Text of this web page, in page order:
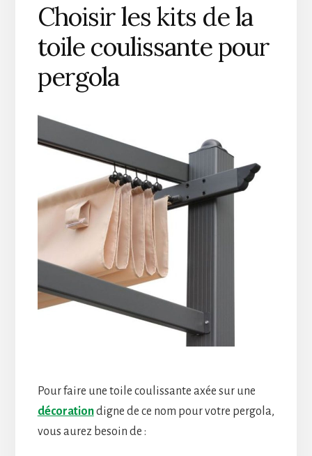
Choisir les kits de la
toile coulissante pour
pergola
Pour faire une toile coulissante axée sur une
décorationdigne de ce nom pour votre pergola,
vous aurez besoin de :